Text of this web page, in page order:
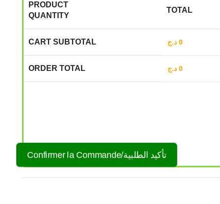
PRODUCT
QUANTITY
TOTAL
CART SUBTOTAL 0 د.ج
ORDER TOTAL 0 د.ج
Confirmer la Commande/تأكيد الطلبية